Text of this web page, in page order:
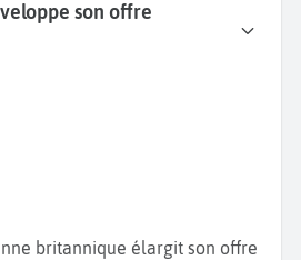
son offre
britannique élargit son offre